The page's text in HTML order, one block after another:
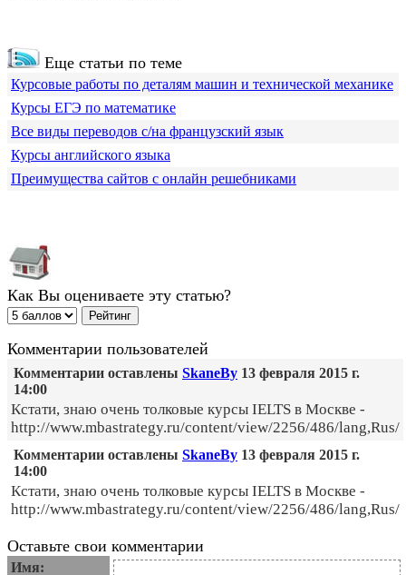
Еще статьи по теме
Курсовые работы по деталям машин и технической механике
Курсы ЕГЭ по математике
Все виды переводов с/на французский язык
Курсы английского языка
Преимущества сайтов с онлайн решебниками
Как Вы оцениваете эту статью?
Комментарии пользователей
Комментарии оставлены SkaneBy 13 февраля 2015 г.
14:00
Кстати, знаю очень толковые курсы IELTS в Москве -
http://www.mbastrategy.ru/content/view/2256/486/lang,Rus/
Комментарии оставлены SkaneBy 13 февраля 2015 г.
14:00
Кстати, знаю очень толковые курсы IELTS в Москве -
http://www.mbastrategy.ru/content/view/2256/486/lang,Rus/
Оставьте свои комментарии
Имя: